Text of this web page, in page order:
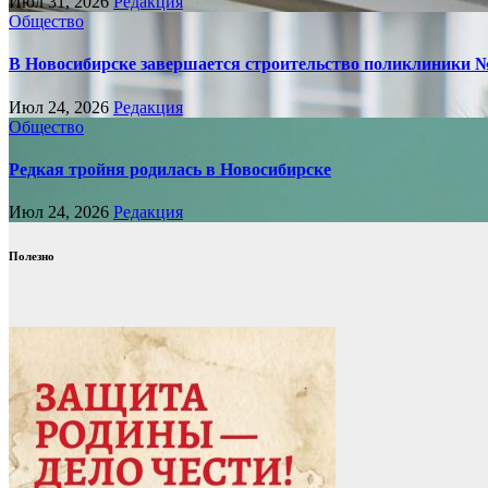
Общество
В Новосибирске завершается строительство поликлиники
Июл 24, 2026 Редакция
Общество
Редкая тройня родилась в Новосибирске
Июл 24, 2026 Редакция
Полезно